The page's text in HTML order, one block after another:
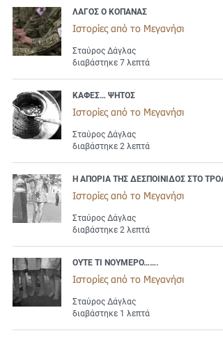
ΛΑΓΟΣ Ο ΚΟΠΑΝΑΣ
Ιστορίες από το Μεγανήσι
Σταύρος Δάγλας
διαβάστηκε 7 λεπτά
ΚΑΦΕΣ… ΨΗΤΟΣ
Ιστορίες από το Μεγανήσι
Σταύρος Δάγλας
διαβάστηκε 2 λεπτά
Η ΑΠΟΡΙΑ ΤΗΣ ΔΕΣΠΟΙΝΙΔΟΣ ΣΤΟ
Ιστορίες από το Μεγανήσι
Σταύρος Δάγλας
διαβάστηκε 2 λεπτά
ΟΥΤΕ ΤΙ ΝΟΥΜΕΡΟ…….
Ιστορίες από το Μεγανήσι
Σταύρος Δάγλας
διαβάστηκε 1 λεπτά